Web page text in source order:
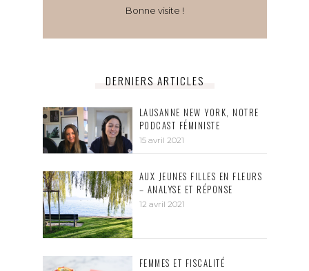
Bonne visite !
DERNIERS ARTICLES
LAUSANNE NEW YORK, NOTRE
PODCAST FÉMINISTE
15 avril 2021
AUX JEUNES FILLES EN FLEURS
– ANALYSE ET RÉPONSE
12 avril 2021
FEMMES ET FISCALITÉ